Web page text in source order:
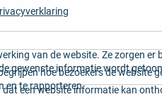
van de website. Ze zorgen er
gewenste informatie wordt
hoe bezoekers de website
en te rapporteren.
een website informatie kan